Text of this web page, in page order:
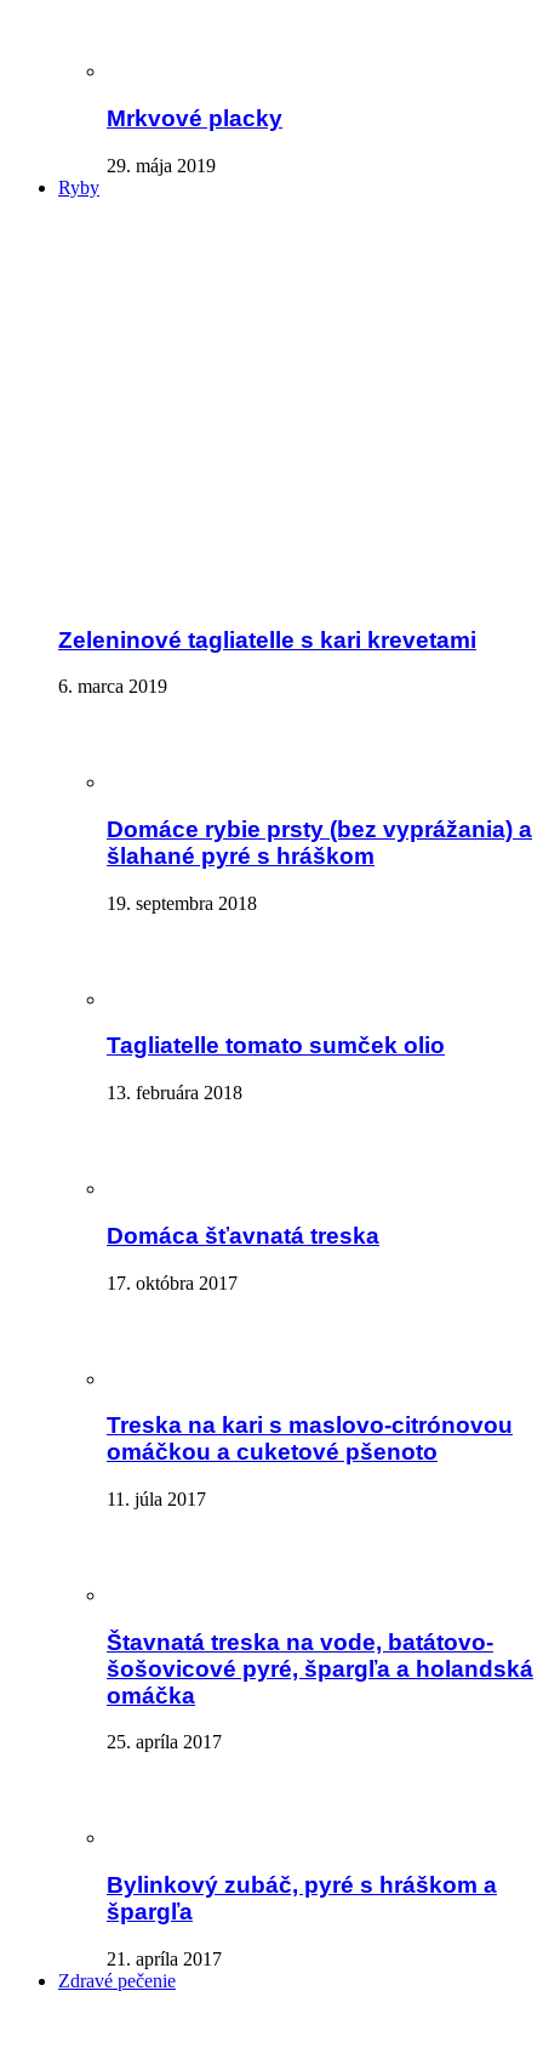
Mrkvové placky
29. mája 2019
Ryby
Zeleninové tagliatelle s kari krevetami
6. marca 2019
Domáce rybie prsty (bez vyprážania) a
šlahané pyré s hráškom
19. septembra 2018
Tagliatelle tomato sumček olio
13. februára 2018
Domáca šťavnatá treska
17. októbra 2017
Treska na kari s maslovo-citrónovou
omáčkou a cuketové pšenoto
11. júla 2017
Štavnatá treska na vode, batátovo-
šošovicové pyré, špargľa a holandská
omáčka
25. apríla 2017
Bylinkový zubáč, pyré s hráškom a
špargľa
21. apríla 2017
Zdravé pečenie